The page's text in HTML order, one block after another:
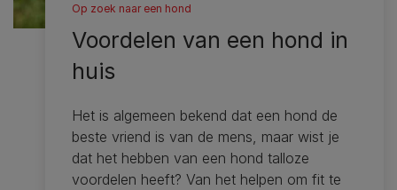
Op zoek naar een hond
Voordelen van een hond in
huis
Het is algemeen bekend dat een hond de
beste vriend is van de mens, maar wist je
dat het hebben van een hond talloze
voordelen heeft? Van het helpen om fit te